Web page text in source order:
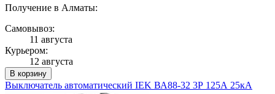
Получение в Алматы:
Самовывоз:
11 августа
Курьером:
12 августа
В корзину
Выключатель автоматический IEK ВА88-32 3Р 125А 25кА